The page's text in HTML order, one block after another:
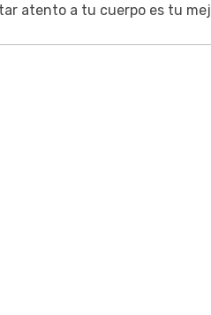
atento a tu cuerpo es tu